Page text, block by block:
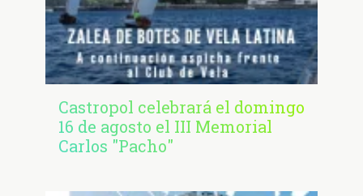
Castropol celebrará el domingo
16 de agosto el III Memorial
Carlos "Pacho"